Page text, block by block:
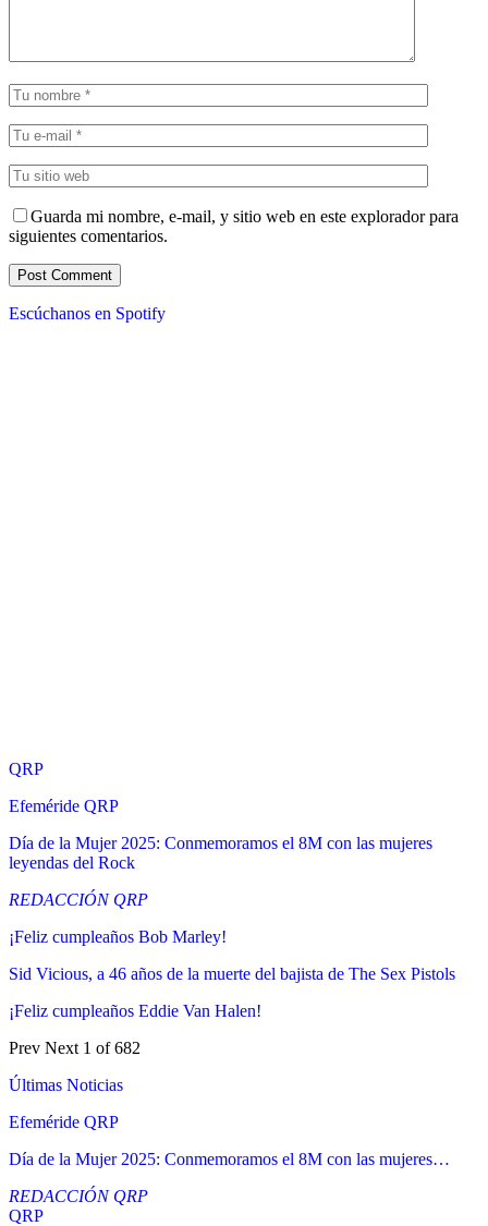
Guarda mi nombre, e-mail, y sitio web en este explorador para
siguientes comentarios.
Escúchanos en Spotify
QRP
Efeméride QRP
Día de la Mujer 2025: Conmemoramos el 8M con las mujeres
leyendas del Rock
REDACCIÓN QRP
¡Feliz cumpleaños Bob Marley!
Sid Vicious, a 46 años de la muerte del bajista de The Sex Pistols
¡Feliz cumpleaños Eddie Van Halen!
Prev Next 1 of 682
Últimas Noticias
Efeméride QRP
Día de la Mujer 2025: Conmemoramos el 8M con las mujeres…
REDACCIÓN QRP
QRP